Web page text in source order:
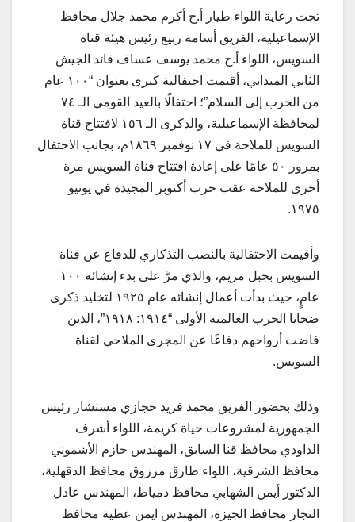
تحت رعاية اللواء طيار أ.ح أكرم محمد جلال محافظ
الإسماعيلية، الفريق أسامة ربيع رئيس هيئة قناة
السويس، اللواء أ.ح محمد يوسف عساف قائد الجيش
الثاني الميداني، أقيمت احتفالية كبرى بعنوان “١٠٠ عام
من الحرب إلى السلام”؛ احتفالًا بالعيد القومي الـ ٧٤
لمحافظة الإسماعيلية، والذكرى الـ ١٥٦ لافتتاح قناة
السويس للملاحة في ١٧ نوفمبر ١٨٦٩م، بجانب الاحتفال
بمرور ٥٠ عامًا على إعادة افتتاح قناة السويس مرة
أخرى للملاحة عقب حرب أكتوبر المجيدة في يونيو
١٩٧٥.
وأقيمت الاحتفالية بالنصب التذكاري للدفاع عن قناة
السويس بجبل مريم، والذي مرَّ على بدء إنشائه ١٠٠
عامٍ، حيث بدأت أعمال إنشائه عام ١٩٢٥ لتخليد ذكرى
ضحايا الحرب العالمية الأولى “١٩١٤: ١٩١٨”، الذين
فاضت أرواحهم دفاعًا عن المجرى الملاحي لقناة
السويس.
وذلك بحضور الفريق محمد فريد حجازي مستشار رئيس
الجمهورية لمشروعات حياة كريمة، اللواء أشرف
الداودي محافظ قنا السابق، المهندس حازم الأشموني
محافظ الشرقية، اللواء طارق مرزوق محافظ الدقهلية،
الدكتور أيمن الشهابي محافظ دمياط، المهندس عادل
النجار محافظ الجيزة، المهندس ايمن عطية محافظ